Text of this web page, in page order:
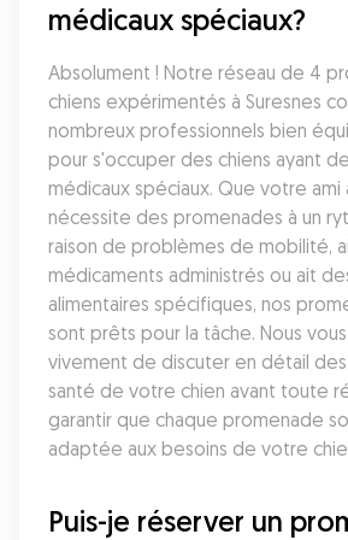
médicaux spéciaux?
Absolument ! Notre réseau de 4
chiens expérimentés à Suresnes
nombreux professionnels bien
pour s'occuper des chiens ayant
médicaux spéciaux. Que votre
nécessite des promenades à un
raison de problèmes de mobilité,
médicaments administrés ou ait
alimentaires spécifiques, nos
sont prêts pour la tâche. Nous
vivement de discuter en détail
santé de votre chien avant toute
garantir que chaque promenade
adaptée aux besoins de votre
Puis-je réserver un